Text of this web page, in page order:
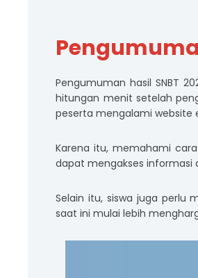
Pengumuman hasil SNBT
hitungan menit setelah
peserta mengalami website
Karena itu, memahami
dapat mengakses informasi
Selain itu, siswa juga perlu
saat ini mulai lebih